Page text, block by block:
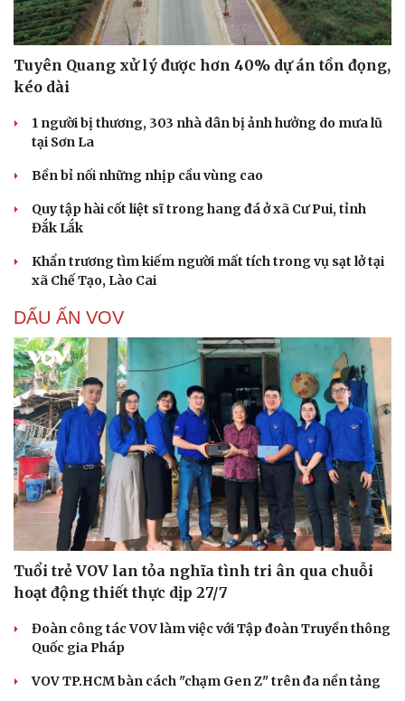
Tuyên Quang xử lý được hơn 40% dự án tồn đọng,
kéo dài
1 người bị thương, 303 nhà dân bị ảnh hưởng do mưa lũ
tại Sơn La
Bền bỉ nối những nhịp cầu vùng cao
Quy tập hài cốt liệt sĩ trong hang đá ở xã Cư Pui, tỉnh
Đắk Lắk
Khẩn trương tìm kiếm người mất tích trong vụ sạt lở tại
xã Chế Tạo, Lào Cai
DẤU ẤN VOV
Tuổi trẻ VOV lan tỏa nghĩa tình tri ân qua chuỗi
hoạt động thiết thực dịp 27/7
Đoàn công tác VOV làm việc với Tập đoàn Truyền thông
Quốc gia Pháp
VOV TP.HCM bàn cách "chạm Gen Z" trên đa nền tảng